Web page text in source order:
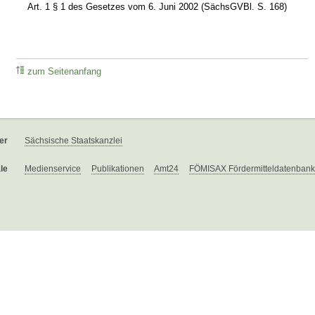
Art. 1 § 1 des Gesetzes vom 6. Juni 2002 (SächsGVBl. S. 168)
zum Seitenanfang
Sächsische Staatskanzlei
Medienservice Publikationen Amt24 FÖMISAX Fördermitteldatenbank